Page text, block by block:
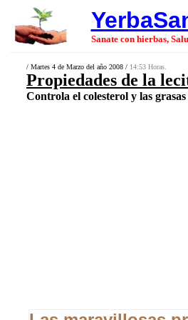
Sanate con hierbas,
/ Martes 4 de Marzo del año 2008 / 14:53 Horas.
Propiedades de la
Controla el colesterol y las